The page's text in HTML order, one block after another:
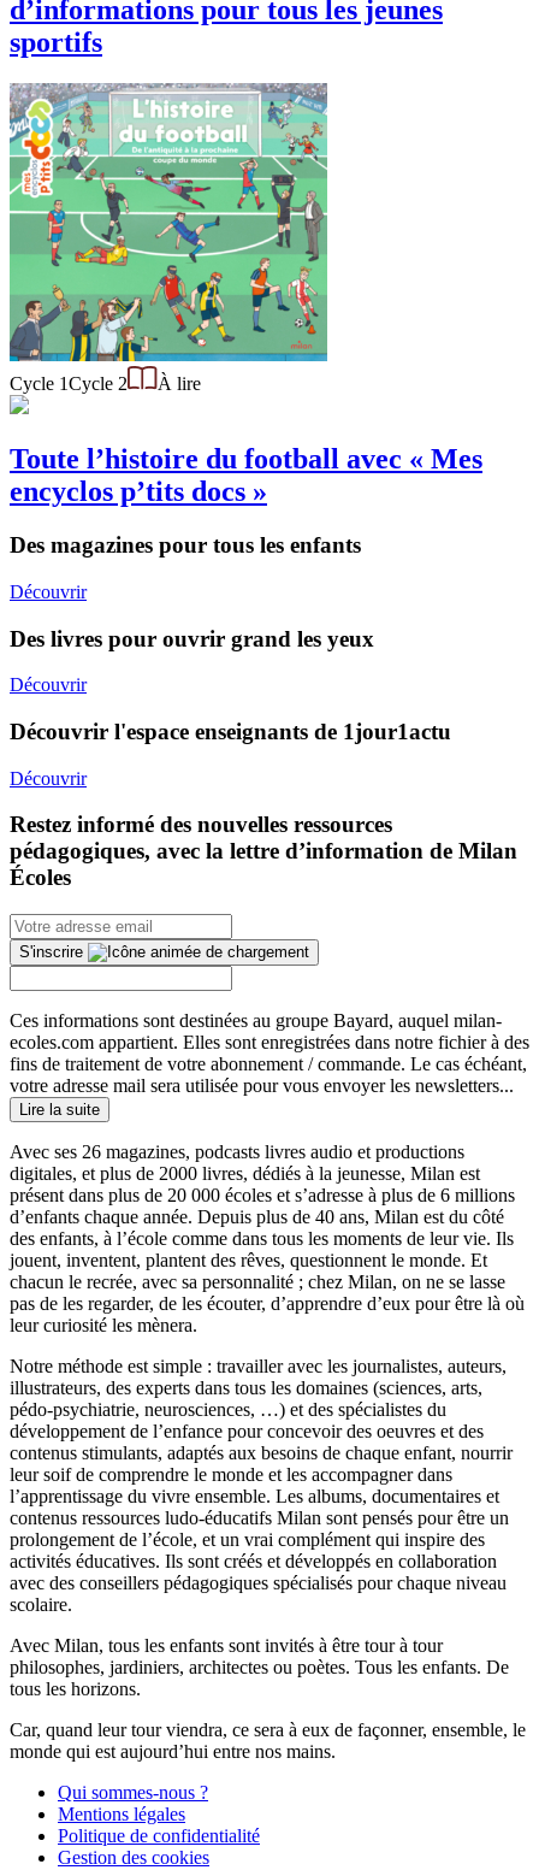
d’informations pour tous les jeunes
sportifs
Cycle 1Cycle 2 À lire
Toute l’histoire du football avec « Mes
encyclos p’tits docs »
Des magazines pour tous les enfants
Découvrir
Des livres pour ouvrir grand les yeux
Découvrir
Découvrir l'espace enseignants de 1jour1actu
Découvrir
Restez informé des nouvelles ressources
pédagogiques, avec la lettre d’information de Milan
Écoles
S'inscrire
Ces informations sont destinées au groupe Bayard, auquel milan-
ecoles.com appartient. Elles sont enregistrées dans notre fichier à des
fins de traitement de votre abonnement / commande. Le cas échéant,
votre adresse mail sera utilisée pour vous envoyer les newsletters...
Lire la suite
Avec ses 26 magazines, podcasts livres audio et productions
digitales, et plus de 2000 livres, dédiés à la jeunesse, Milan est
présent dans plus de 20 000 écoles et s’adresse à plus de 6 millions
d’enfants chaque année. Depuis plus de 40 ans, Milan est du côté
des enfants, à l’école comme dans tous les moments de leur vie. Ils
jouent, inventent, plantent des rêves, questionnent le monde. Et
chacun le recrée, avec sa personnalité ; chez Milan, on ne se lasse
pas de les regarder, de les écouter, d’apprendre d’eux pour être là où
leur curiosité les mènera.
Notre méthode est simple : travailler avec les journalistes, auteurs,
illustrateurs, des experts dans tous les domaines (sciences, arts,
pédo-psychiatrie, neurosciences, …) et des spécialistes du
développement de l’enfance pour concevoir des oeuvres et des
contenus stimulants, adaptés aux besoins de chaque enfant, nourrir
leur soif de comprendre le monde et les accompagner dans
l’apprentissage du vivre ensemble. Les albums, documentaires et
contenus ressources ludo-éducatifs Milan sont pensés pour être un
prolongement de l’école, et un vrai complément qui inspire des
activités éducatives. Ils sont créés et développés en collaboration
avec des conseillers pédagogiques spécialisés pour chaque niveau
scolaire.
Avec Milan, tous les enfants sont invités à être tour à tour
philosophes, jardiniers, architectes ou poètes. Tous les enfants. De
tous les horizons.
Car, quand leur tour viendra, ce sera à eux de façonner, ensemble, le
monde qui est aujourd’hui entre nos mains.
Qui sommes-nous ?
Mentions légales
Politique de confidentialité
Gestion des cookies